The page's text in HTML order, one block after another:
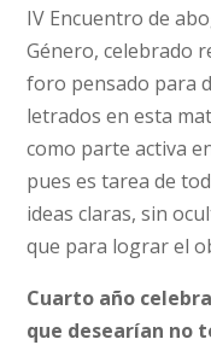
IV Encuentro de
Género, celebrado
foro pensado para
letrados en esta
como parte activa
pues es tarea de
ideas claras, sin
que para lograr el
Cuarto año
que desearían no